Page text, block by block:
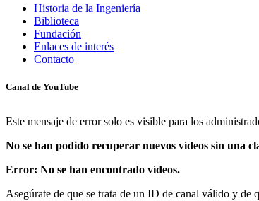
Historia de la Ingeniería
Biblioteca
Fundación
Enlaces de interés
Contacto
Canal de YouTube
Este mensaje de error solo es visible para los
No se han podido recuperar nuevos vídeos sin una
Error: No se han encontrado vídeos.
Asegúrate de que se trata de un ID de canal válido y